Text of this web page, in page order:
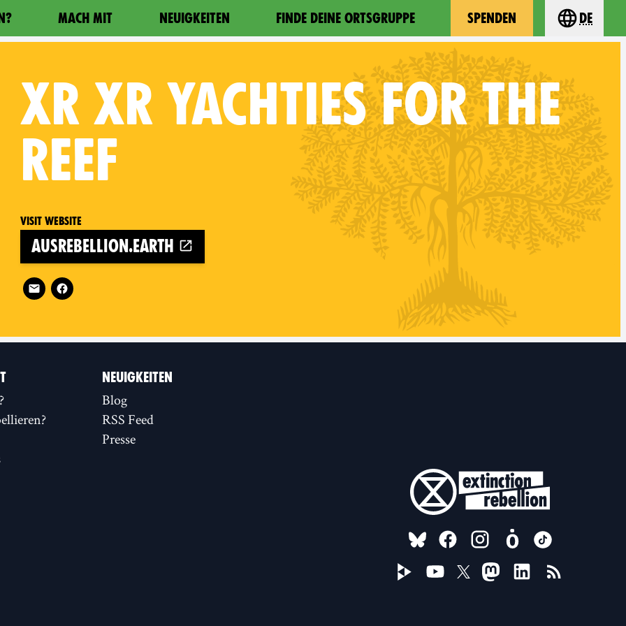
MACH MIT NEUIGKEITEN FINDE DEINE ORTSGRUPPE SPENDEN Choose
de
XR XR YACHTIES FOR THE
REEF
Visit website
ausrebellion.earth
Follow XR XR Yachties for the Reef on
NEUIGKEITEN
Blog
RSS Feed
Presse
FOLLOW US ON